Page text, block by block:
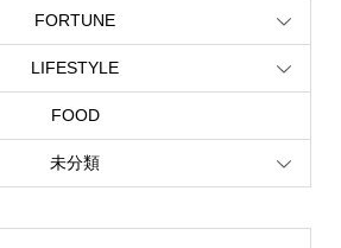
FORTUNE
LIFESTYLE
FOOD
未分類